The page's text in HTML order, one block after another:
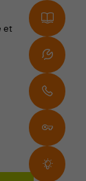
et